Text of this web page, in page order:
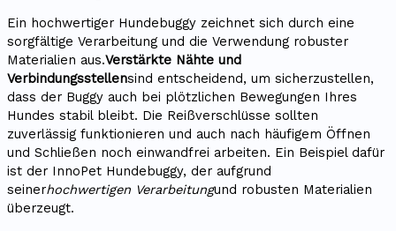
Ein hochwertiger Hundebuggy zeichnet sich durch eine
sorgfältige Verarbeitung und die Verwendung robuster
Materialien aus.Verstärkte Nähte und
Verbindungsstellensind entscheidend, um sicherzustellen,
dass der Buggy auch bei plötzlichen Bewegungen Ihres
Hundes stabil bleibt. Die Reißverschlüsse sollten
zuverlässig funktionieren und auch nach häufigem Öffnen
und Schließen noch einwandfrei arbeiten. Ein Beispiel dafür
ist der InnoPet Hundebuggy, der aufgrund
seinerhochwertigen Verarbeitungund robusten Materialien
überzeugt.